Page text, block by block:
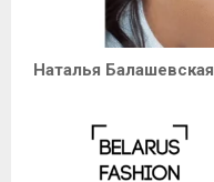
Наталья Балашевская